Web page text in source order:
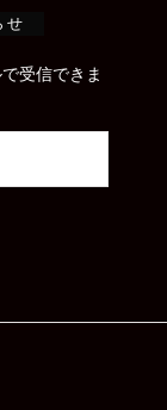
せ
受信できま